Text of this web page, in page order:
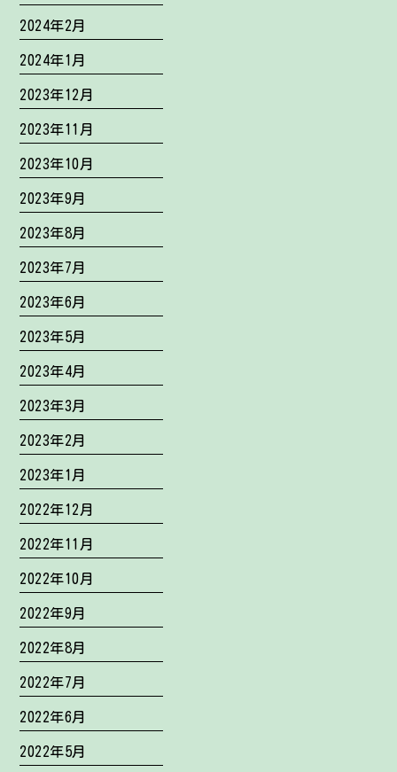
2024年2月
2024年1月
2023年12月
2023年11月
2023年10月
2023年9月
2023年8月
2023年7月
2023年6月
2023年5月
2023年4月
2023年3月
2023年2月
2023年1月
2022年12月
2022年11月
2022年10月
2022年9月
2022年8月
2022年7月
2022年6月
2022年5月